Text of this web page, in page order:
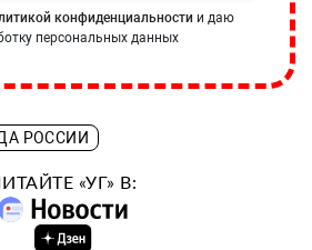
конфиденциальности и даю
персональных данных
РОССИИ
«УГ» В: